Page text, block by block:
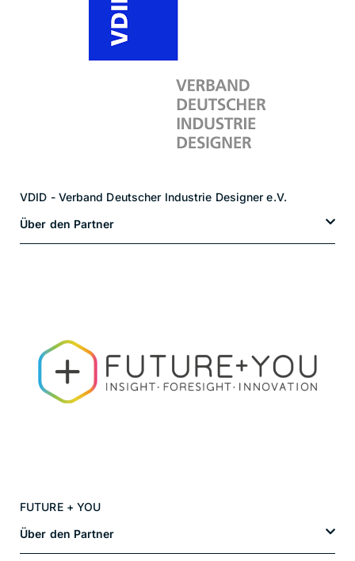
VDID - Verband Deutscher Industrie Designer e.V.
Über den Partner
FUTURE + YOU
Über den Partner